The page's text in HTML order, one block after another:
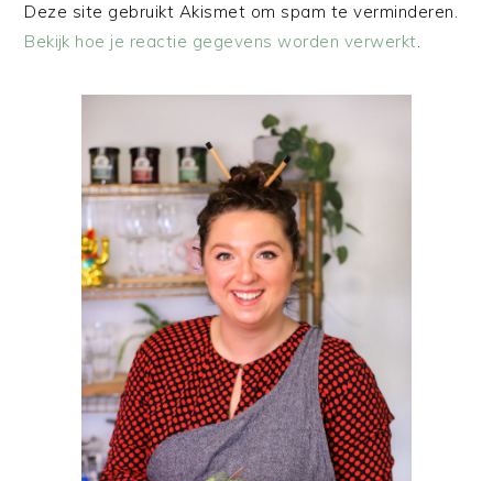
Deze site gebruikt Akismet om spam te verminderen.
Bekijk hoe je reactie gegevens worden verwerkt.